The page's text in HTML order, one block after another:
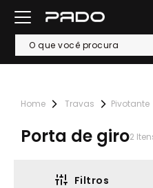
Travas Pivotante
Porta de giro2
Filtros